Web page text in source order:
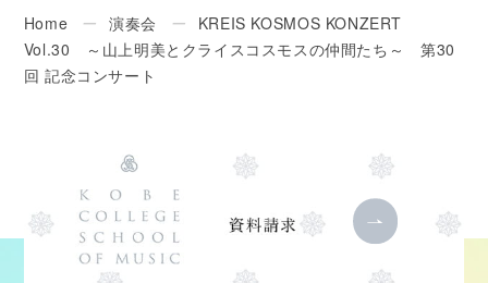
Home ー 演奏会 ー
KREIS KOSMOS KONZERT
Vol.30 ～山上明美とクライスコスモスの仲間たち～ 第30
回 記念コンサート